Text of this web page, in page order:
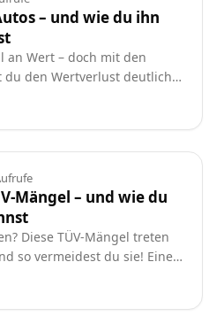
– und wie du ihn
an Wert – doch mit den
du den Wertverlust deutlich
Faktoren besonders
Mängel – und wie du
Diese TÜV-Mängel treten
so vermeidest du sie! Eine
alle Autofahrer.